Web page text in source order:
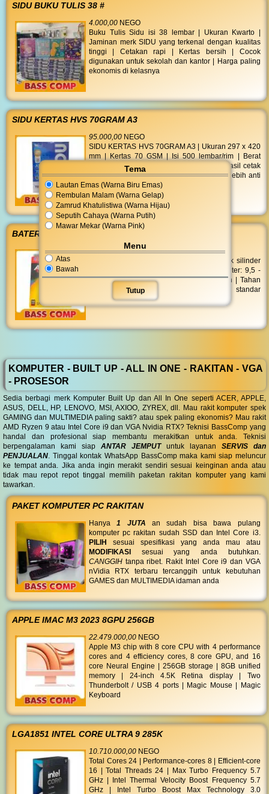
Tema
Lautan Emas (Warna Biru Emas)
Rembulan Malam (Warna Gelap)
Zamrud Khatulistiwa (Warna Hijau)
Seputih Cahaya (Warna Putih)
Mawar Mekar (Warna Pink)
Menu
Atas
Bawah
Tutup
SIDU BUKU TULIS 38 #
4.000,00 NEGO
Buku Tulis Sidu isi 38 lembar | Ukuran Kwarto |
Jaminan merk SIDU yang terkenal dengan kualitas
tinggi | Cetakan rapi | Kertas bersih | Cocok
digunakan untuk sekolah dan kantor | Harga paling
ekonomis di kelasnya
SIDU KERTAS HVS 70GRAM A3
95.000,00 NEGO
SIDU KERTAS HVS 70GRAM A3 | Ukuran 297 x 420
mm | Kertas 70 GSM | Isi 500 lembar/rim | Berat
4366 gr | Putih polos cerah dan bersih | Hasil cetak
kontras tajam | Extra tebal ramah di printer lebih anti
macet dibanding merk lain
BATERAI ALKALINE AAA 2S
14.000,00NEGO
ABC Alkaline LR-03 MP AAA 2'S berbentuk silinder
dengan tinggi maximum 44,5 mm | Diameter: 9,5 -
10,5 mm | Daya: 1,5 volt | Jumlah: 2 buah | Tahan
lama | Batu baterai ini telah memenuhi standar
ramah lingkungan
KOMPUTER - BUILT UP - ALL IN ONE - RAKITAN - VGA
- PROSESOR
Sedia berbagi merk Komputer Built Up dan All In One seperti ACER, APPLE,
ASUS, DELL, HP, LENOVO, MSI, AXIOO, ZYREX, dll. Mau rakit komputer spek
GAMING dan MULTIMEDIA paling sakti? atau spek paling ekonomis? Mau rakit
AMD Ryzen 9 atau Intel Core i9 dan VGA Nvidia RTX? Teknisi BassComp yang
handal dan profesional siap membantu merakitkan untuk anda. Teknisi
berpengalaman kami siap ANTAR JEMPUTuntuk layanan SERVIS dan
PENJUALAN. Tinggal kontak WhatsApp BassComp maka kami siap meluncur
ke tempat anda. Jika anda ingin merakit sendiri sesuai keinginan anda atau
tidak mau repot repot tinggal memilih paketan rakitan komputer yang kami
tawarkan.
PAKET KOMPUTER PC RAKITAN
Hanya1 JUTA an sudah bisa bawa pulang
komputer pc rakitan sudah SSD dan Intel Core i3.
PILIH
sesuai spesifikasi yang anda mau atau
MODIFIKASI
sesuai yang anda butuhkan.
CANGGIH tanpa ribet. Rakit Intel Core i9 dan VGA
nVidia RTX terbaru tercanggih untuk kebutuhan
GAMES dan MULTIMEDIA idaman anda
APPLE IMAC M3 2023 8GPU 256GB
22.479.000,00 NEGO
Apple M3 chip with 8 core CPU with 4 performance
cores and 4 efficiency cores, 8 core GPU, and 16
core Neural Engine | 256GB storage | 8GB unified
memory | 24-inch 4.5K Retina display | Two
Thunderbolt / USB 4 ports | Magic Mouse | Magic
Keyboard
LGA1851 INTEL CORE ULTRA 9 285K
10.710.000,00 NEGO
Total Cores 24 | Performance-cores 8 | Efficient-core
16 | Total Threads 24 | Max Turbo Frequency 5.7
GHz | Intel Thermal Velocity Boost Frequency 5.7
GHz | Intel Turbo Boost Max Technology 3.0